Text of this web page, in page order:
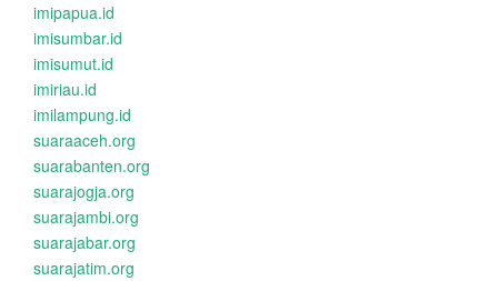
imipapua.id
imisumbar.id
imisumut.id
imiriau.id
imilampung.id
suaraaceh.org
suarabanten.org
suarajogja.org
suarajambi.org
suarajabar.org
suarajatim.org